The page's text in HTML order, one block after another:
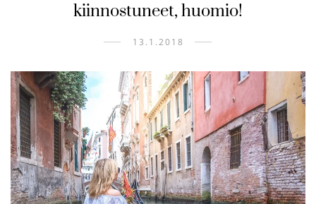
kiinnostuneet, huomio!
13.1.2018